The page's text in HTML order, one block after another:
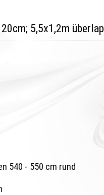
540 - 550 cm rund